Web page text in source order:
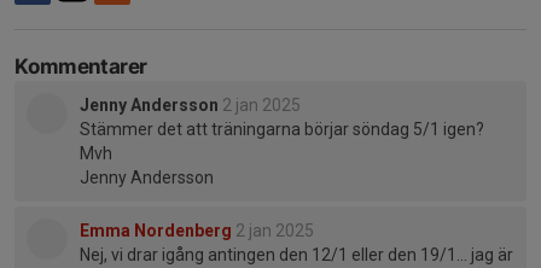
Kommentarer
Jenny Andersson 2 jan 2025
Stämmer det att träningarna börjar söndag 5/1 igen?
Mvh
Jenny Andersson
Emma Nordenberg 2 jan 2025
Nej, vi drar igång antingen den 12/1 eller den 19/1... jag är